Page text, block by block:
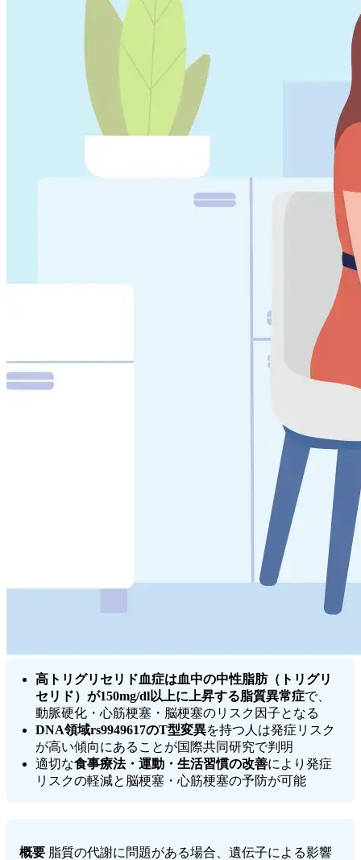
高トリグリセリド血症は血中の中性脂肪（トリグリ
セリド）が150mg/dl以上に上昇する脂質異常症で、
動脈硬化・心筋梗塞・脳梗塞のリスク因子となる
DNA領域rs9949617のT型変異を持つ人は発症リスク
が高い傾向にあることが国際共同研究で判明
適切な食事療法・運動・生活習慣の改善により発症
リスクの軽減と脳梗塞・心筋梗塞の予防が可能
概要 脂質の代謝に問題がある場合、遺伝子による影響